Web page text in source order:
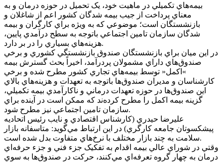
بيمه‌هاي تکميلي در ماهيت خود، يک تحميل در حوزه درمان و به
معناي پرداخت از جيب بيمه شدگان کشور اعم از شاغلان و
بازنشستگان است؛ موضوعي که به ويژه براي کارگران و بيمه
شدگان سازمان تامين اجتماعي باتوجه به سطح درآمدي پايين،
هزينه‌هاي بسياري را در بر دارد.
در اين ميان براي بازنشستگان صندوق بازنشستگي کشوري و برخي
صندوق‌هاي داراي مشمولان پردرآمد، اخيراً بحث گسترش بيمه
»اکمل« توسط بيمه‌هاي تجاري کشور مطرح شده و برخي
کارشناسان و مديران صندوق‌ها باتوجه به تعهدات و هزينه‌هاي بالاي
اين صندوق‌ها در حوزه تعهدات درماني و ناکارآمدي بيمه تکميلي،
گزينه بيمه اکمل را مطرح کرده‌ند که ممکن است در آينده براي
سازمان تامين اجتماعي نيز مطرح شود.
عليرضا حيدري (کارشناس اقتصادي و نايب رئيس اتحاديه
پيشکسوتان جامعه کارگري) در اين ارتباط مي‌گويد: متاسفانه بازار
سلامت به چند بازار مختلف با نرخ‌هاي متفاوت بدل شده است.
وقتي در شوراي عالي بيمه اقدام به تفکيک جزء فني و جزء حرفه‌اي
درمان به چهار گروه تعرفه‌اي مي‌کنند، حرکت در صندوق‌ها به سوي